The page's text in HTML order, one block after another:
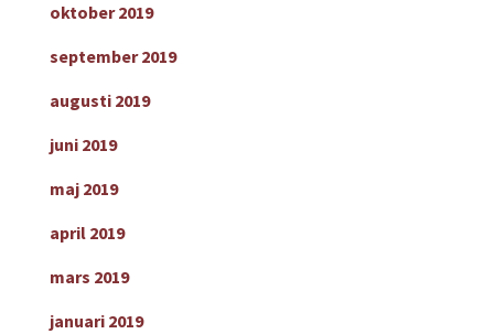
oktober 2019
september 2019
augusti 2019
juni 2019
maj 2019
april 2019
mars 2019
januari 2019